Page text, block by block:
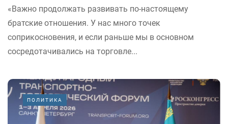
«Важно продолжать развивать по-настоящему
братские отношения. У нас много точек
соприкосновения, и если раньше мы в основном
сосредотачивались на торговле...
ПОЛИТИКА